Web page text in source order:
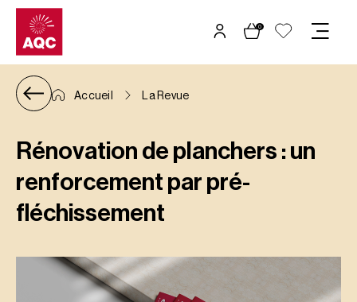
Panneau de gestion des cookies
0
Accueil La Revue
Rénovation de planchers : un
renforcement par pré-
fléchissement